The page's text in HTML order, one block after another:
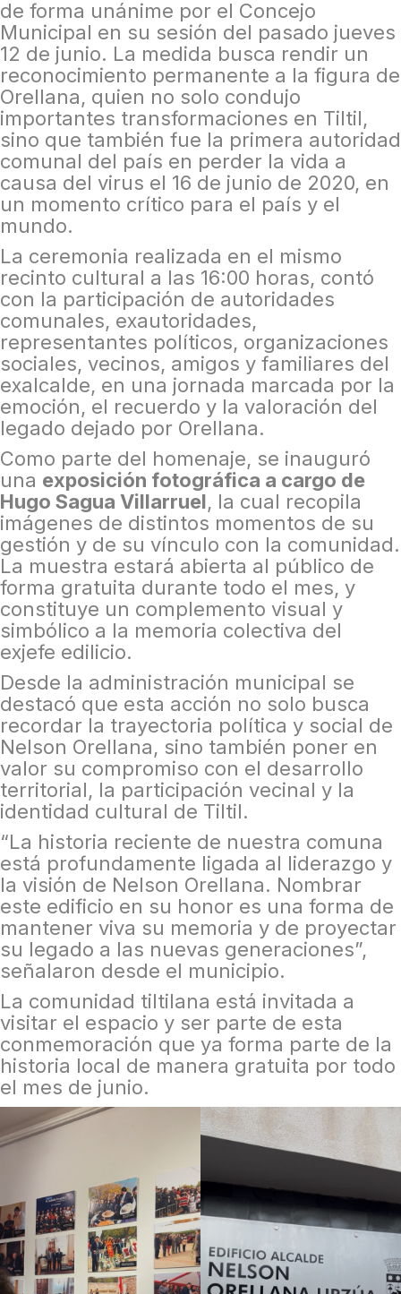
de forma unánime por el Concejo
Municipal en su sesión del pasado jueves
12 de junio. La medida busca rendir un
reconocimiento permanente a la figura de
Orellana, quien no solo condujo
importantes transformaciones en Tiltil,
sino que también fue la primera autoridad
comunal del país en perder la vida a
causa del virus el 16 de junio de 2020, en
un momento crítico para el país y el
mundo.
La ceremonia realizada en el mismo
recinto cultural a las 16:00 horas, contó
con la participación de autoridades
comunales, exautoridades,
representantes políticos, organizaciones
sociales, vecinos, amigos y familiares del
exalcalde, en una jornada marcada por la
emoción, el recuerdo y la valoración del
legado dejado por Orellana.
Como parte del homenaje, se inauguró
una exposición fotográfica a cargo de
Hugo Sagua Villarruel, la cual recopila
imágenes de distintos momentos de su
gestión y de su vínculo con la comunidad.
La muestra estará abierta al público de
forma gratuita durante todo el mes, y
constituye un complemento visual y
simbólico a la memoria colectiva del
exjefe edilicio.
Desde la administración municipal se
destacó que esta acción no solo busca
recordar la trayectoria política y social de
Nelson Orellana, sino también poner en
valor su compromiso con el desarrollo
territorial, la participación vecinal y la
identidad cultural de Tiltil.
“La historia reciente de nuestra comuna
está profundamente ligada al liderazgo y
la visión de Nelson Orellana. Nombrar
este edificio en su honor es una forma de
mantener viva su memoria y de proyectar
su legado a las nuevas generaciones”,
señalaron desde el municipio.
La comunidad tiltilana está invitada a
visitar el espacio y ser parte de esta
conmemoración que ya forma parte de la
historia local de manera gratuita por todo
el mes de junio.